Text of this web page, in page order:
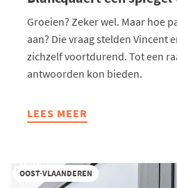
Groeien? Zeker wel. Maar hoe
aan? Die vraag stelden Vincent
zichzelf voortdurend. Tot een
antwoorden kon bieden.
LEES MEER
ABOUT
RAAD
VAN
OOST-VLAANDEREN